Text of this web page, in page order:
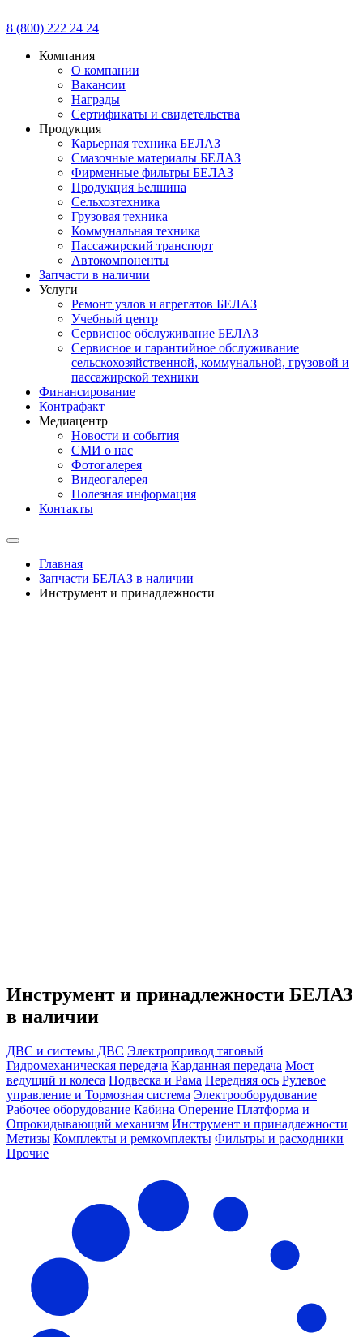
8 (800) 222 24 24
Компания
О компании
Вакансии
Награды
Сертификаты и свидетельства
Продукция
Карьерная техника БЕЛАЗ
Смазочные материалы БЕЛАЗ
Фирменные фильтры БЕЛАЗ
Продукция Белшина
Сельхозтехника
Грузовая техника
Коммунальная техника
Пассажирский транспорт
Автокомпоненты
Запчасти в наличии
Услуги
Ремонт узлов и агрегатов БЕЛАЗ
Учебный центр
Сервисное обслуживание БЕЛАЗ
Сервисное и гарантийное обслуживание
сельскохозяйственной, коммунальной, грузовой и
пассажирской техники
Финансирование
Контрафакт
Медиацентр
Новости и события
СМИ о нас
Фотогалерея
Видеогалерея
Полезная информация
Контакты
Главная
Запчасти БЕЛАЗ в наличии
Инструмент и принадлежности
Инструмент и принадлежности БЕЛАЗ
в наличии
ДВС и системы ДВС Электропривод тяговый
Гидромеханическая передача Карданная передача Мост
ведущий и колеса Подвеска и Рама Передняя ось Рулевое
управление и Тормозная система Электрооборудование
Рабочее оборудование Кабина Оперение Платформа и
Опрокидывающий механизм Инструмент и принадлежности
Метизы Комплекты и ремкомплекты Фильтры и расходники
Прочие